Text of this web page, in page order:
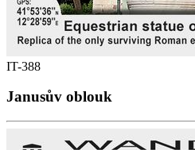
IT-388
Janusův oblouk